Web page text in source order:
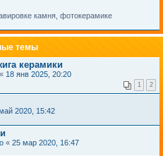
камня, фотокерамике
темы
керамики
« 18 янв 2025, 20:20
1 2
2020, 15:42
« 25 мар 2020, 16:47